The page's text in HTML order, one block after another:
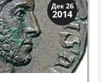
Дек 26
2014